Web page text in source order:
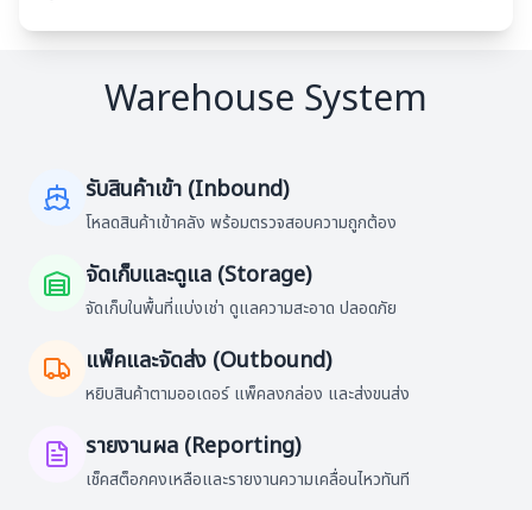
Warehouse System
รับสินค้าเข้า (Inbound)
โหลดสินค้าเข้าคลัง พร้อมตรวจสอบความถูกต้อง
จัดเก็บและดูแล (Storage)
จัดเก็บในพื้นที่แบ่งเช่า ดูแลความสะอาด ปลอดภัย
แพ็คและจัดส่ง (Outbound)
หยิบสินค้าตามออเดอร์ แพ็คลงกล่อง และส่งขนส่ง
รายงานผล (Reporting)
เช็คสต็อกคงเหลือและรายงานความเคลื่อนไหวทันที